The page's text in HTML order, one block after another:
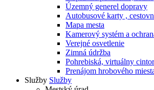
Územný generel dopravy
Autobusové karty ,
Mapa mesta
Kamerový systém a
Verejné osvetlenie
Zimná údržba
Pohrebiská, virtuálny
Prenájom hrobového
Služby Služby